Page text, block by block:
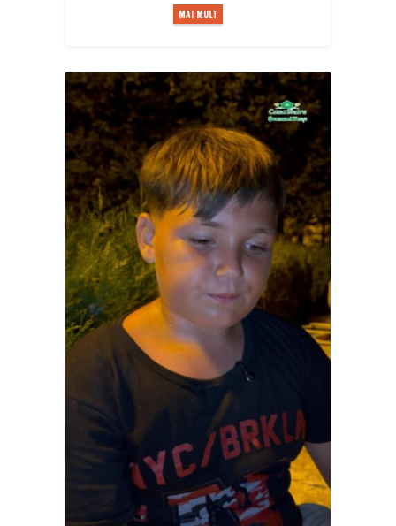
MAI MULT